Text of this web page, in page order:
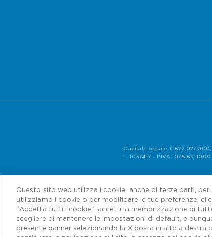
Capitale sociale €
n. 1037417 - P.IVA:
Questo sito web utilizza i cookie, anche di terze parti, per
utilizziamo i cookie o per modificare le tue preferenze,
"Accetta tutti i cookie", accetti la memorizzazione di
scegliere di mantenere le impostazioni di default, e
presente banner selezionando la X posta in alto a destra